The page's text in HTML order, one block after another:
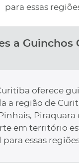
para essas
a Guinchos
oferece
a região de
Piraquara
em território
essas